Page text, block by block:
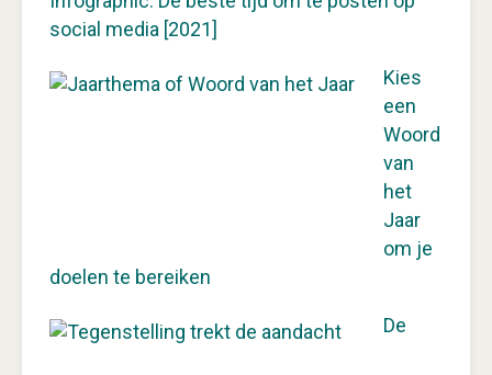
social media [2021]
Kies
een
Woord
van
het
Jaar
om je
doelen te bereiken
De